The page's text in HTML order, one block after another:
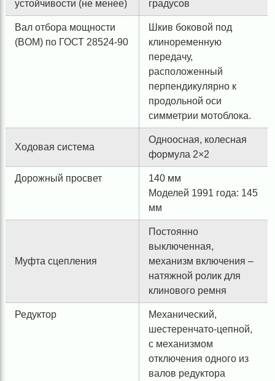
устойчивости (не менее)
градусов
Вал отбора мощности
(BОM) по ГОСТ 28524-90
Шкив боковой под
клиноременную
передачу,
расположенный
перпендикулярно к
продольной оси
симметрии мотоблока.
Ходовая система
Одноосная, колесная
формула 2×2
Дорожный просвет
140 мм
Моделей 1991 года: 145
мм
Муфта сцепления
Постоянно
выключенная,
механизм включения –
натяжной ролик для
клинового ремня
Редуктор
Механический,
шестеренчато-цепной,
с механизмом
отключения одного из
валов редуктора